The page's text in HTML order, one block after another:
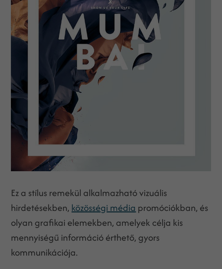
Ez a stílus remekül alkalmazható vizuális
hirdetésekben, közösségi média promóciókban, és
olyan grafikai elemekben, amelyek célja kis
mennyiségű információ érthető, gyors
kommunikációja.